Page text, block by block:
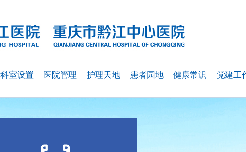
科室设置 医院管理 护理天地 患者园地 健康常识 党建工